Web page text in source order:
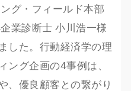
グ・フィールド本部
業診断士 小川浩一様
した。行動経済学の理
ング企画の4事例は、
、優良顧客との繋がり